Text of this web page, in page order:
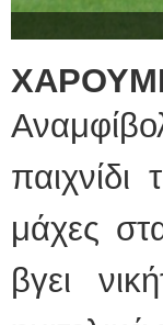
μάχες
βγει